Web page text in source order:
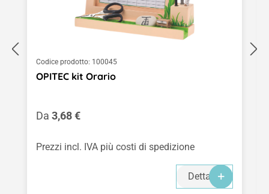
Codice prodotto: 100045
OPITEC kit Orario
Prezzo normale:
Da 3,68 €
Prezzi incl. IVA più costi di spedizione
Dettagli